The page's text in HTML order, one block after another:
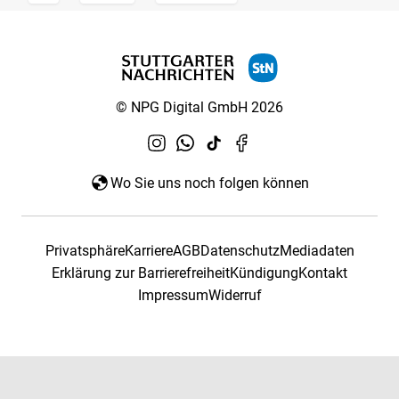
© NPG Digital GmbH 2026
Wo Sie uns noch folgen können
PrivatsphäreKarriereAGBDatenschutzMediadaten
Erklärung zur BarrierefreiheitKündigungKontakt
ImpressumWiderruf